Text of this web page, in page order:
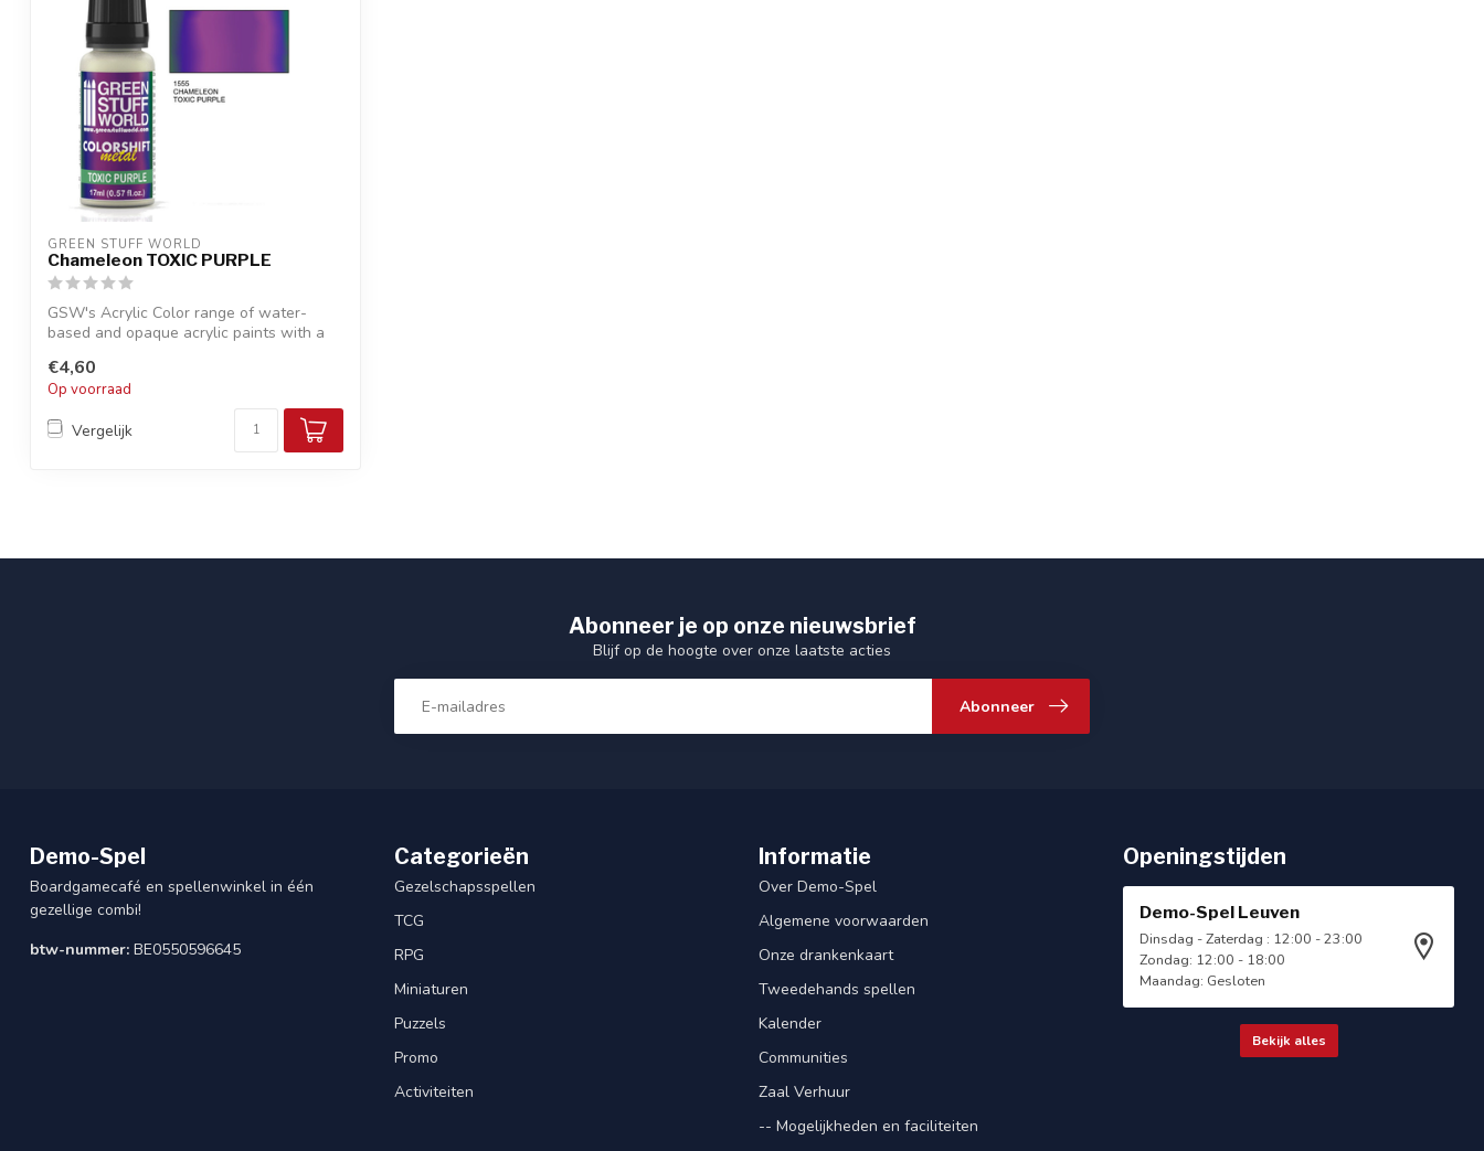
GREEN STUFF WORLD
Chameleon TOXIC PURPLE
GSW's Acrylic Color range of water-
based and opaque acrylic paints with a
€4,60
Op voorraad
Vergelijk
Abonneer je op onze nieuwsbrief
Blijf op de hoogte over onze laatste acties
Abonneer
Demo-Spel
Boardgamecafé en spellenwinkel in één
gezellige combi!
btw-nummer: BE0550596645
Categorieën
Gezelschapsspellen
TCG
RPG
Miniaturen
Puzzels
Promo
Activiteiten
Informatie
Over Demo-Spel
Algemene voorwaarden
Onze drankenkaart
Tweedehands spellen
Kalender
Communities
Zaal Verhuur
-- Mogelijkheden en faciliteiten
Openingstijden
Demo-Spel Leuven
Dinsdag - Zaterdag : 12:00 - 23:00
Zondag: 12:00 - 18:00
Maandag: Gesloten
Bekijk alles